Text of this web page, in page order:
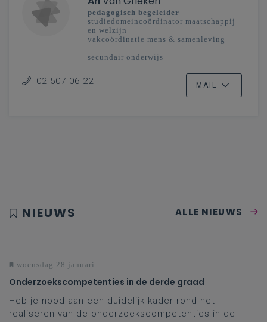
pedagogisch begeleider
studiedomeincoördinator maatschappij
en welzijn
vakcoördinatie mens & samenleving
secundair onderwijs
02 507 06 22 MAIL
NIEUWS ALLE NIEUWS
woensdag 28 januari
Onderzoekscompetenties in de derde graad
Heb je nood aan een duidelijk kader rond het
realiseren van de onderzoekscompetenties in de